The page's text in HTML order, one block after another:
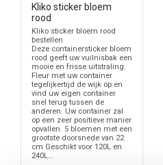
Kliko sticker bloem
rood
Kliko sticker bloem rood
bestellen
Deze containersticker bloem
rood geeft uw vuilnisbak een
mooie en frisse uitstraling.
Fleur met uw container
tegelijkertijd de wijk op en
vind uw eigen container
snel terug tussen de
anderen. Uw container zal
op een zeer positieve manier
opvallen. 5 bloemen met een
grootste doorsnede van 22
cm Geschikt voor 120L en
240L...